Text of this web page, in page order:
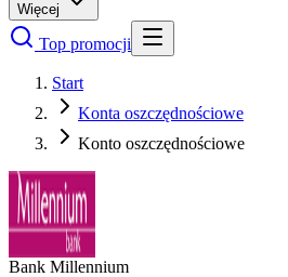
Więcej
Top promocji
Start
Konta oszczędnościowe
Konto oszczędnościowe
Bank Millennium